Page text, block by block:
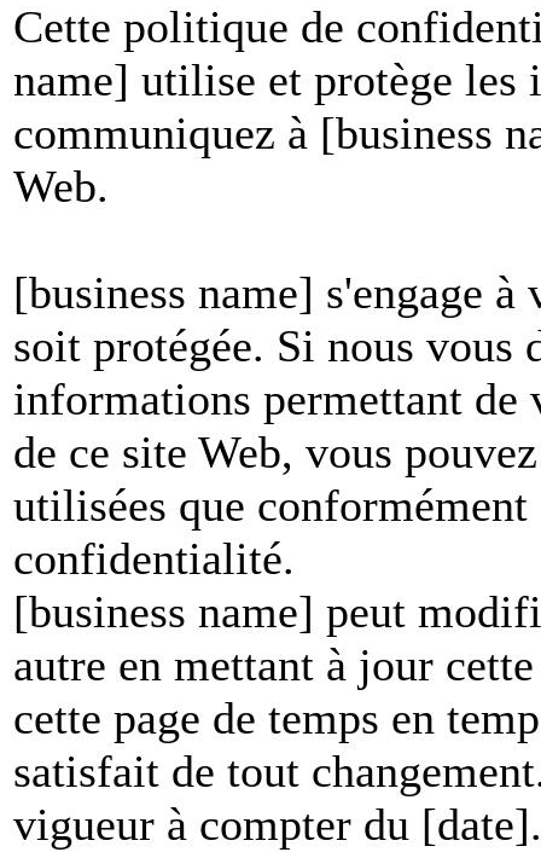
Cette politique de
name] utilise et protège les
communiquez à [business
Web.
[business name] s'engage
soit protégée. Si nous vous
informations permettant
de ce site Web, vous
utilisées que
confidentialité.
[business name] peut
autre en mettant à jour
cette page de temps en
satisfait de tout
vigueur à compter du [date].